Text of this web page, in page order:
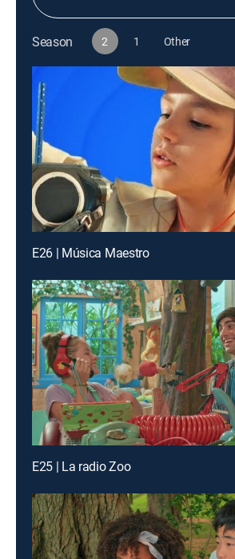
Season 2 1 Other
E26 | Música Maestro
E25 | La radio Zoo